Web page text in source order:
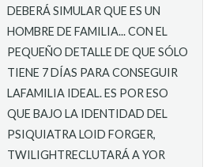
DEBERÁ SIMULAR QUE ES UN
HOMBRE DE FAMILIA... CON EL
PEQUEÑO DETALLE DE QUE SÓLO
TIENE 7 DÍAS PARA CONSEGUIR
LAFAMILIA IDEAL. ES POR ESO
QUE BAJO LA IDENTIDAD DEL
PSIQUIATRA LOID FORGER,
TWILIGHTRECLUTARÁ A YOR